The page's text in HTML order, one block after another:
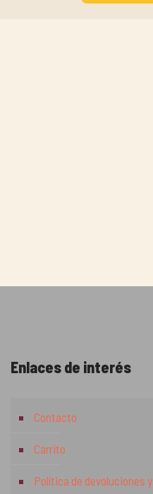
Enlaces de interés
Contacto
Carrito
Política de devoluciones y